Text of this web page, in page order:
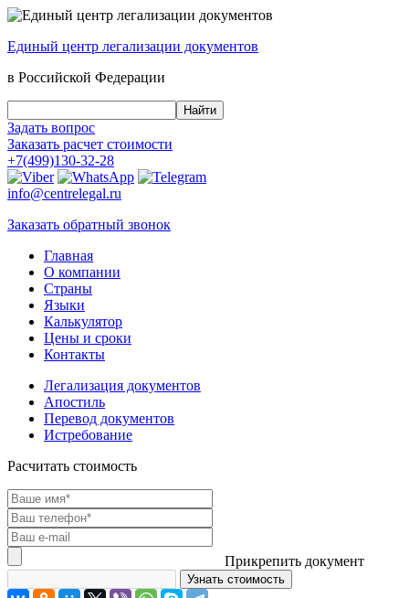
Единый центр легализации документов
в Российской Федерации
Задать вопрос
Заказать расчет стоимости
+7(499)130-32-28
info@centrelegal.ru
Заказать обратный звонок
Главная
О компании
Страны
Языки
Калькулятор
Цены и сроки
Контакты
Легализация документов
Апостиль
Перевод документов
Истребование
Расчитать стоимость
Прикрепить документ